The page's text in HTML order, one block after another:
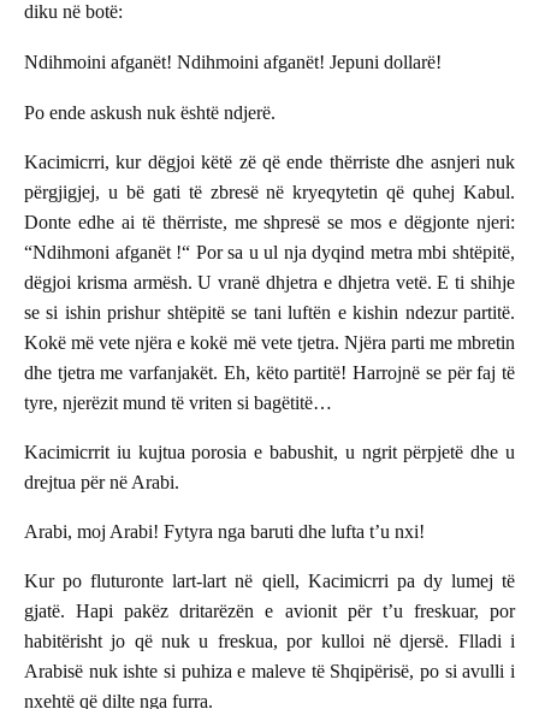
diku në botë:
Ndihmoini afganët! Ndihmoini afganët! Jepuni dollarë!
Po ende askush nuk është ndjerë.
Kacimicrri, kur dëgjoi këtë zë që ende thërriste dhe asnjeri nuk
përgjigjej, u bë gati të zbresë në kryeqytetin që quhej Kabul.
Donte edhe ai të thërriste, me shpresë se mos e dëgjonte njeri:
“Ndihmoni afganët !“ Por sa u ul nja dyqind metra mbi shtëpitë,
dëgjoi krisma armësh. U vranë dhjetra e dhjetra vetë. E ti shihje
se si ishin prishur shtëpitë se tani luftën e kishin ndezur partitë.
Kokë më vete njëra e kokë më vete tjetra. Njëra parti me mbretin
dhe tjetra me varfanjakët. Eh, këto partitë! Harrojnë se për faj të
tyre, njerëzit mund të vriten si bagëtitë…
Kacimicrrit iu kujtua porosia e babushit, u ngrit përpjetë dhe u
drejtua për në Arabi.
Arabi, moj Arabi! Fytyra nga baruti dhe lufta t’u nxi!
Kur po fluturonte lart-lart në qiell, Kacimicrri pa dy lumej të
gjatë. Hapi pakëz dritarëzën e avionit për t’u freskuar, por
habitërisht jo që nuk u freskua, por kulloi në djersë. Flladi i
Arabisë nuk ishte si puhiza e maleve të Shqipërisë, po si avulli i
nxehtë që dilte nga furra.